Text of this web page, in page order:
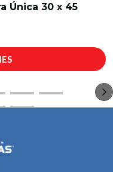
Única 30 x 45